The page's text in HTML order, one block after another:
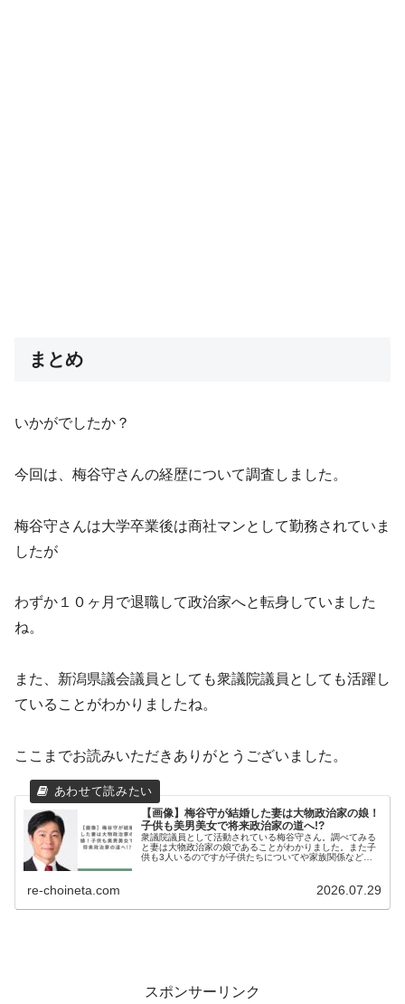
まとめ
いかがでしたか？
今回は、梅谷守さんの経歴について調査しました。
梅谷守さんは大学卒業後は商社マンとして勤務されていま
したが
わずか１０ヶ月で退職して政治家へと転身していました
ね。
また、新潟県議会議員としても衆議院議員としても活躍し
ていることがわかりましたね。
ここまでお読みいただきありがとうございました。
【画像】梅谷守が結婚した妻は大物政治家の娘！
子供も美男美女で将来政治家の道へ!?
衆議院議員として活動されている梅谷守さん。調べてみる
と妻は大物政治家の娘であることがわかりました。また子
供も3人いるのですが子供たちについてや家族関係なども
re-choineta.com 2026.07.29
スポンサーリンク